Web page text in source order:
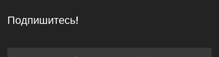
Подпишитесь!